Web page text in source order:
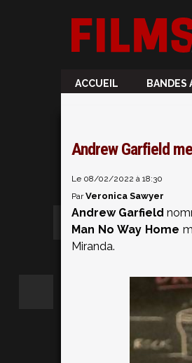
ACCUEIL BANDES
Andrew Garfield
Le 08/02/2022 à 18:30
ParVeronica Sawyer
Andrew Garfield
Man No Way Home
Miranda.